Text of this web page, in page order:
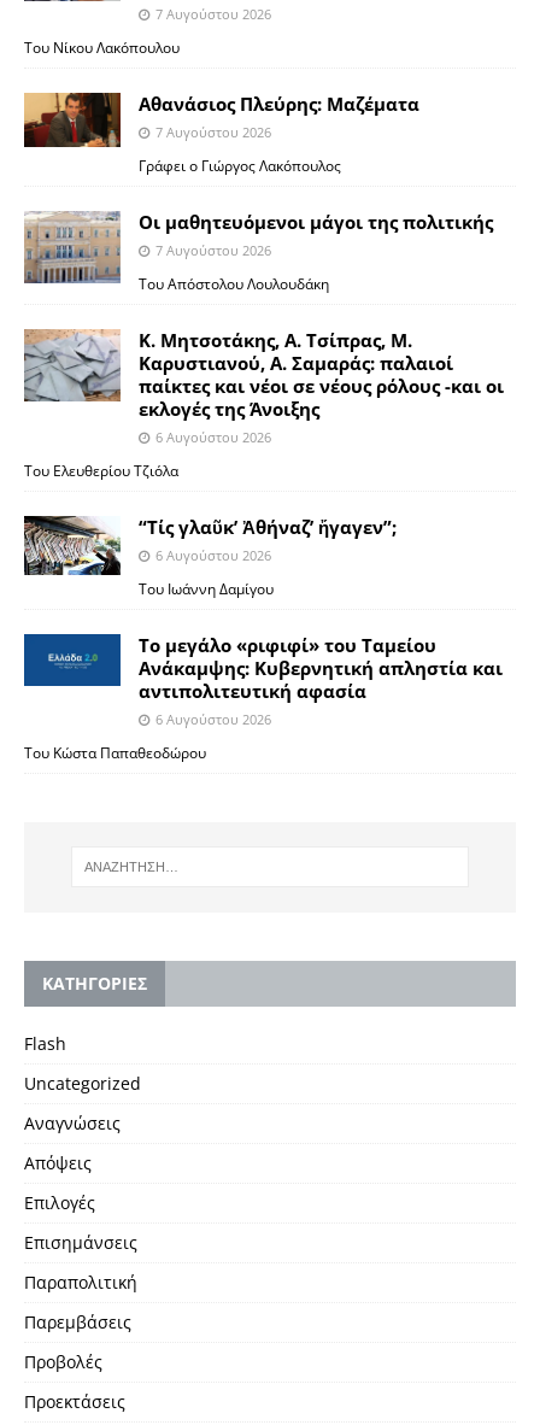
7 Αυγούστου 2026
Του Νίκου Λακόπουλου
Αθανάσιος Πλεύρης: Μαζέματα
7 Αυγούστου 2026
Γράφει ο Γιώργος Λακόπουλος
Οι μαθητευόμενοι μάγοι της πολιτικής
7 Αυγούστου 2026
Του Απόστολου Λουλουδάκη
Κ. Μητσοτάκης, Α. Τσίπρας, Μ.
Καρυστιανού, Α. Σαμαράς: παλαιοί
παίκτες και νέοι σε νέους ρόλους -και οι
εκλογές της Άνοιξης
6 Αυγούστου 2026
Του Ελευθερίου Τζιόλα
“Τίς γλαῦκ’ Ἀθήναζ’ ἤγαγεν”;
6 Αυγούστου 2026
Του Ιωάννη Δαμίγου
Το μεγάλο «ριφιφί» του Ταμείου
Ανάκαμψης: Κυβερνητική απληστία και
αντιπολιτευτική αφασία
6 Αυγούστου 2026
Του Κώστα Παπαθεοδώρου
KΑΤΗΓΟΡΙΕΣ
Flash
Uncategorized
Αναγνώσεις
Απόψεις
Επιλογές
Επισημάνσεις
Παραπολιτική
Παρεμβάσεις
Προβολές
Προεκτάσεις